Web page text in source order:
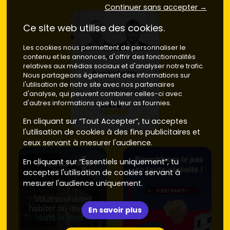
anciens affichent souvent une note DPE moyenne de
élevés.
situés dans des quartiers en développement comme
Val Notre-Dame, alors que les biens anciens se
trouvent dans des zones plus centrales.
Que tu préfères le charme de l'ancien ou le confort du
neuf, Argenteuil propose une large gamme de
possibilités. Découvre les programmes disponibles sur
Vivre dans le neuf pour concrétiser ton projet immobilier
dans cette ville prometteuse.
Continuer sans accepter →
Ce site web utilise des cookies.
Les cookies nous permettent de personnaliser le
contenu et les annonces, d'offrir des fonctionnalités
relatives aux médias sociaux et d'analyser notre trafic.
Nous partageons également des informations sur
l'utilisation de notre site avec nos partenaires
d'analyse, qui peuvent combiner celles-ci avec
d'autres informations que tu leur as fournies.
En cliquant sur “Tout Accepter”, tu acceptes
l'utilisation de cookies à des fins publicitaires et
ceux servant à mesurer l'audience.
En cliquant sur “Essentiels uniquement”, tu
acceptes l'utilisation de cookies servant à
mesurer l'audience uniquement.
En savoir plus